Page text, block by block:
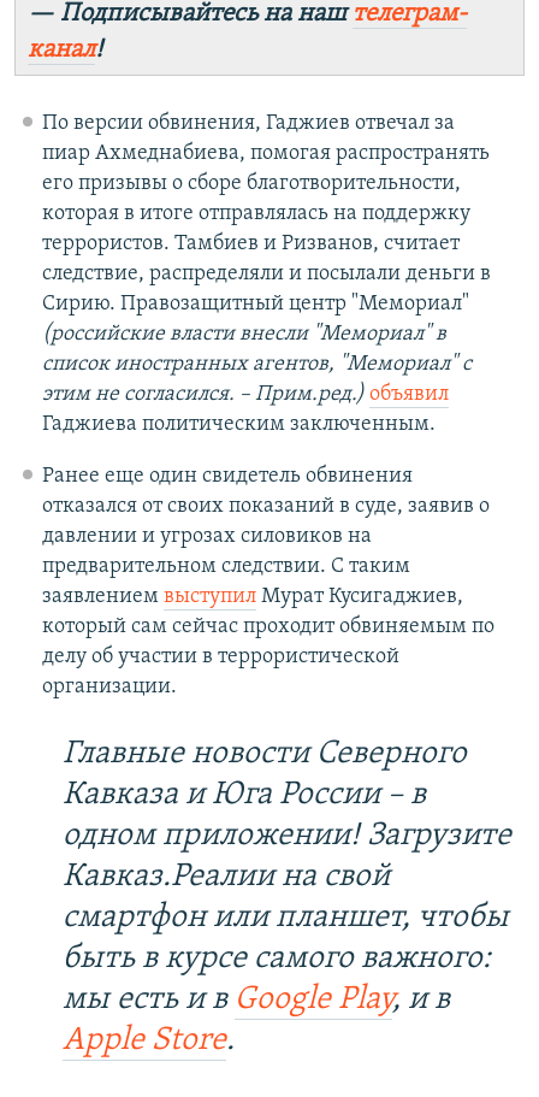
— Подписывайтесь на наштелеграм-
канал!
По версии обвинения, Гаджиев отвечал за
пиар Ахмеднабиева, помогая распространять
его призывы о сборе благотворительности,
которая в итоге отправлялась на поддержку
террористов. Тамбиев и Ризванов, считает
следствие, распределяли и посылали деньги в
Сирию. Правозащитный центр "Мемориал"
(российские власти внесли "Мемориал" в
список иностранных агентов, "Мемориал" с
этим не согласился. – Прим.ред.) объявил
Гаджиева политическим заключенным.
Ранее еще один свидетель обвинения
отказался от своих показаний в суде, заявив о
давлении и угрозах силовиков на
предварительном следствии. С таким
заявлением выступилМурат Кусигаджиев,
который сам сейчас проходит обвиняемым по
делу об участии в террористической
организации.
Главные новости Северного
Кавказа и Юга России – в
одном приложении! Загрузите
Кавказ.Реалии на свой
смартфон или планшет, чтобы
быть в курсе самого важного:
мы есть и в Google Play, и в
Apple Store.